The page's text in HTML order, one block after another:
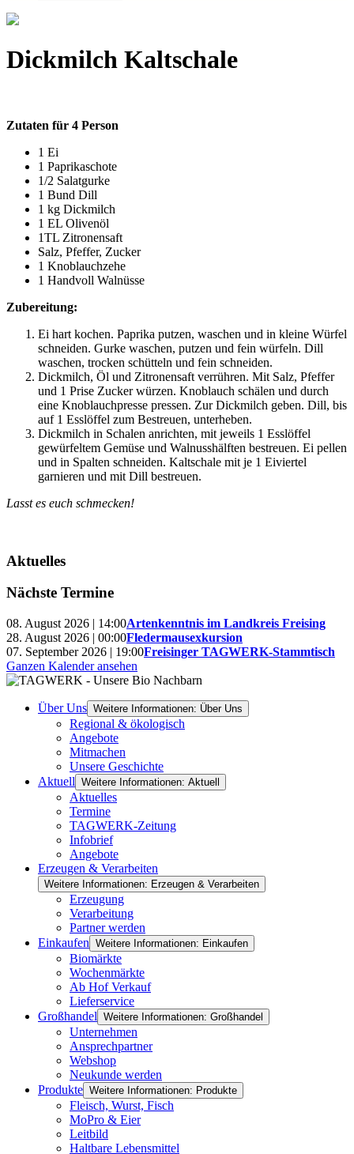
Dickmilch Kaltschale
Zutaten für 4 Person
1 Ei
1 Paprikaschote
1/2 Salatgurke
1 Bund Dill
1 kg Dickmilch
1 EL Olivenöl
1TL Zitronensaft
Salz, Pfeffer, Zucker
1 Knoblauchzehe
1 Handvoll Walnüsse
Zubereitung:
Ei hart kochen. Paprika putzen, waschen und in kleine Würfel
schneiden. Gurke waschen, putzen und fein würfeln. Dill
waschen, trocken schütteln und fein schneiden.
Dickmilch, Öl und Zitronensaft verrühren. Mit Salz, Pfeffer
und 1 Prise Zucker würzen. Knoblauch schälen und durch
eine Knoblauchpresse pressen. Zur Dickmilch geben. Dill, bis
auf 1 Esslöffel zum Bestreuen, unterheben.
Dickmilch in Schalen anrichten, mit jeweils 1 Esslöffel
gewürfeltem Gemüse und Walnusshälften bestreuen. Ei pellen
und in Spalten schneiden. Kaltschale mit je 1 Eiviertel
garnieren und mit Dill bestreuen.
Lasst es euch schmecken!
Aktuelles
Nächste Termine
08. August 2026 | 14:00Artenkenntnis im Landkreis Freising
28. August 2026 | 00:00Fledermausexkursion
07. September 2026 | 19:00Freisinger TAGWERK-Stammtisch
Ganzen Kalender ansehen
Über Uns Weitere Informationen: Über Uns
Regional & ökologisch
Angebote
Mitmachen
Unsere Geschichte
Aktuell Weitere Informationen: Aktuell
Aktuelles
Termine
TAGWERK-Zeitung
Infobrief
Angebote
Erzeugen & Verarbeiten
Weitere Informationen: Erzeugen & Verarbeiten
Erzeugung
Verarbeitung
Partner werden
Einkaufen Weitere Informationen: Einkaufen
Biomärkte
Wochenmärkte
Ab Hof Verkauf
Lieferservice
Großhandel Weitere Informationen: Großhandel
Unternehmen
Ansprechpartner
Webshop
Neukunde werden
Produkte Weitere Informationen: Produkte
Fleisch, Wurst, Fisch
MoPro & Eier
Leitbild
Haltbare Lebensmittel